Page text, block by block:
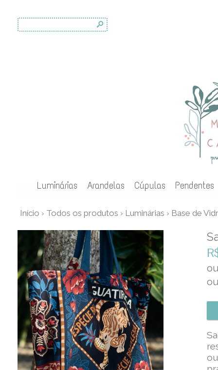
s
Luminárias Arandelas Cúpulas Pendentes
Início › Todos os produtos › Luminárias › Base de